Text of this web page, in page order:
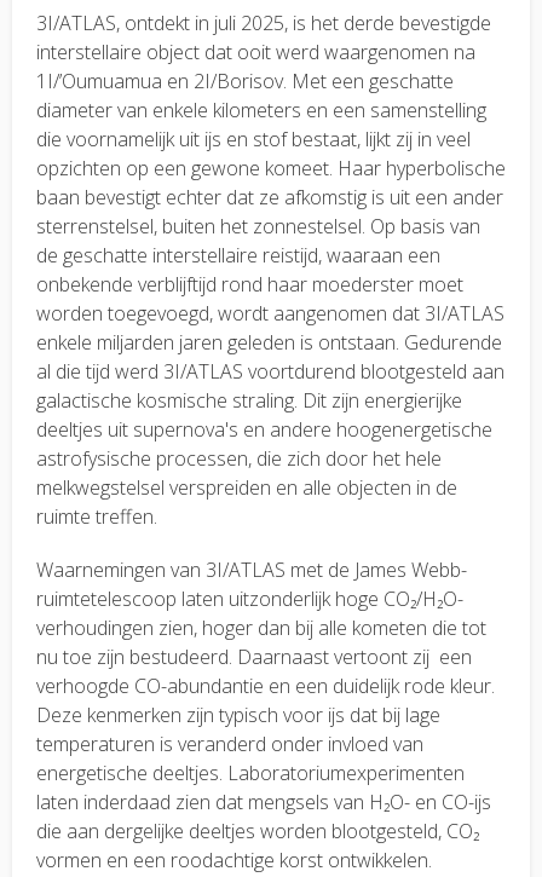
3I/ATLAS, ontdekt in juli 2025, is het derde bevestigde
interstellaire object dat ooit werd waargenomen na
1I/’Oumuamua en 2I/Borisov. Met een geschatte
diameter van enkele kilometers en een samenstelling
die voornamelijk uit ijs en stof bestaat, lijkt zij in veel
opzichten op een gewone komeet. Haar hyperbolische
baan bevestigt echter dat ze afkomstig is uit een ander
sterrenstelsel, buiten het zonnestelsel. Op basis van
de geschatte interstellaire reistijd, waaraan een
onbekende verblijftijd rond haar moederster moet
worden toegevoegd, wordt aangenomen dat 3I/ATLAS
enkele miljarden jaren geleden is ontstaan. Gedurende
al die tijd werd 3I/ATLAS voortdurend blootgesteld aan
galactische kosmische straling. Dit zijn energierijke
deeltjes uit supernova's en andere hoogenergetische
astrofysische processen, die zich door het hele
melkwegstelsel verspreiden en alle objecten in de
ruimte treffen.
Waarnemingen van 3I/ATLAS met de James Webb-
ruimtetelescoop laten uitzonderlijk hoge CO₂/H₂O-
verhoudingen zien, hoger dan bij alle kometen die tot
nu toe zijn bestudeerd. Daarnaast vertoont zij een
verhoogde CO-abundantie en een duidelijk rode kleur.
Deze kenmerken zijn typisch voor ijs dat bij lage
temperaturen is veranderd onder invloed van
energetische deeltjes. Laboratoriumexperimenten
laten inderdaad zien dat mengsels van H₂O- en CO-ijs
die aan dergelijke deeltjes worden blootgesteld, CO₂
vormen en een roodachtige korst ontwikkelen.